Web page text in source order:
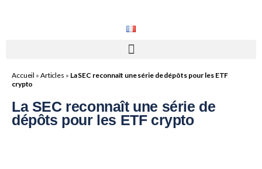
Accueil » Articles » La SEC reconnaît une série de dépôts pour les ETF
crypto
La SEC reconnaît une série de
dépôts pour les ETF crypto